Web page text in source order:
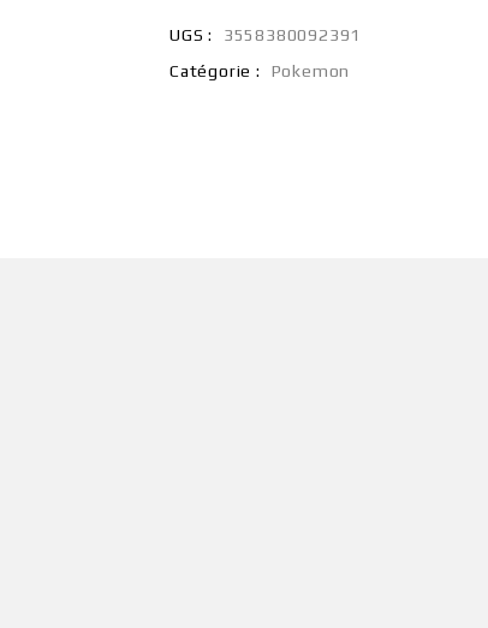
UGS :
3558380092391
Catégorie :
Pokemon